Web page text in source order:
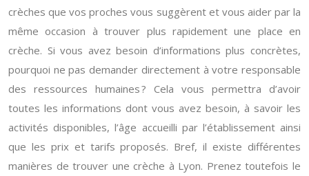
crèches que vos proches vous suggèrent et vous aider par la
même occasion à trouver plus rapidement une place en
crèche. Si vous avez besoin d’informations plus concrètes,
pourquoi ne pas demander directement à votre responsable
des ressources humaines ? Cela vous permettra d’avoir
toutes les informations dont vous avez besoin, à savoir les
activités disponibles, l’âge accueilli par l’établissement ainsi
que les prix et tarifs proposés. Bref, il existe différentes
manières de trouver une crèche à Lyon. Prenez toutefois le